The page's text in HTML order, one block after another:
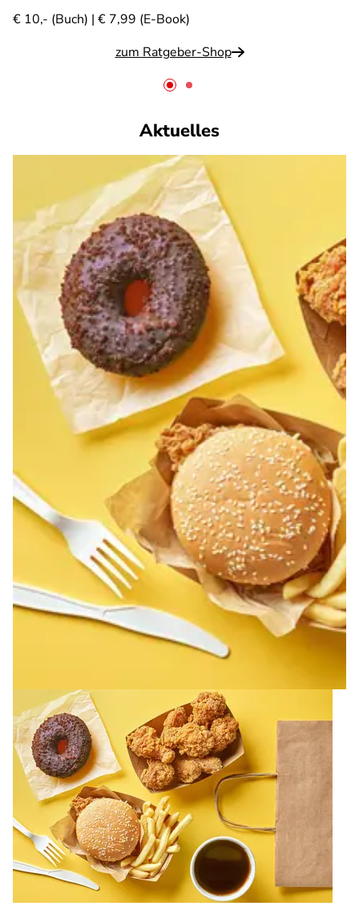
€ 10,- (Buch) | € 7,99 (E-Book)
zum Ratgeber-Shop
Aktuelles